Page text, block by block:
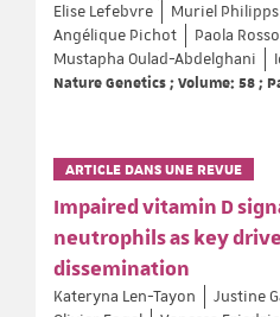
Elise Lefebvre
Muriel Philipps
Angélique Pichot
Paola
Mustapha Oulad-Abdelghani
Nature Genetics ; Volume: 58 ;
ARTICLE DANS UNE REVUE
Impaired vitamin D
neutrophils as key
dissemination
Kateryna Len-Tayon Justine